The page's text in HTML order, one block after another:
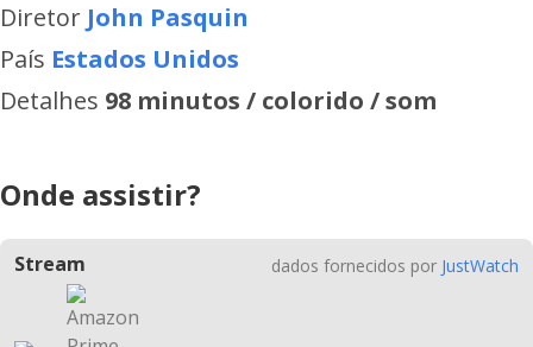
Diretor John Pasquin
País Estados Unidos
Detalhes 98 minutos / colorido / som
Onde assistir?
Stream dados fornecidos por JustWatch